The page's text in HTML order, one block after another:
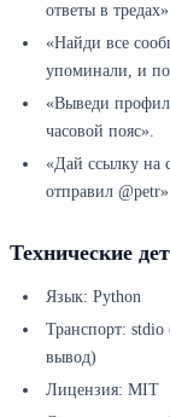
ответы в
«Найди все
упоминали, и
«Выведи
часовой пояс».
«Дай ссылку на
отправил
Технические
Язык: Python
Транспорт:
вывод)
Лицензия: MIT